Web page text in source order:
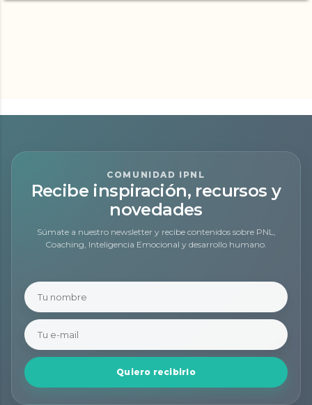
COMUNIDAD IPNL
Recibe inspiración, recursos y
novedades
Súmate a nuestro newsletter y recibe contenidos sobre PNL,
Coaching, Inteligencia Emocional y desarrollo humano.
Quiero recibirlo